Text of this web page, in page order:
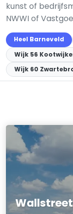
kunst of
NWWI of
Heel Barneveld
Wijk 56
Wijk 60